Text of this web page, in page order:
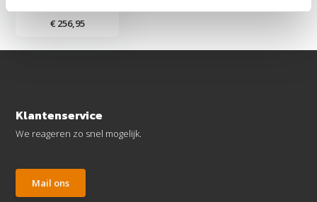
€ 256,95
Klantenservice
We reageren zo snel mogelijk.
Mail ons